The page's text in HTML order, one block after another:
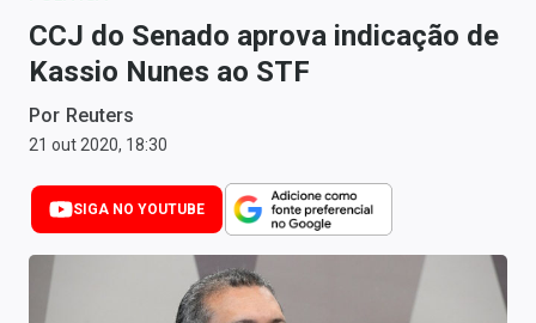
Money Trader
Anuncie
Últimas Notícias
Newsletters
Cotações
CCJ do Senado aprova indicação de
Kassio Nunes ao STF
Por Reuters
21 out 2020, 18:30
SIGA NO YOUTUBE